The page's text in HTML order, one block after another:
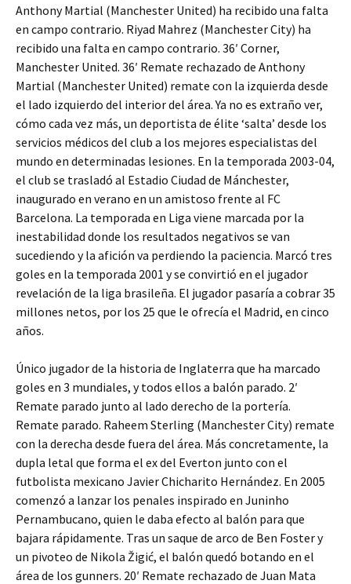
Anthony Martial (Manchester United) ha recibido una falta
en campo contrario. Riyad Mahrez (Manchester City) ha
recibido una falta en campo contrario. 36′ Corner,
Manchester United. 36′ Remate rechazado de Anthony
Martial (Manchester United) remate con la izquierda desde
el lado izquierdo del interior del área. Ya no es extraño ver,
cómo cada vez más, un deportista de élite ‘salta’ desde los
servicios médicos del club a los mejores especialistas del
mundo en determinadas lesiones. En la temporada 2003-04,
el club se trasladó al Estadio Ciudad de Mánchester,
inaugurado en verano en un amistoso frente al FC
Barcelona. La temporada en Liga viene marcada por la
inestabilidad donde los resultados negativos se van
sucediendo y la afición va perdiendo la paciencia. Marcó tres
goles en la temporada 2001 y se convirtió en el jugador
revelación de la liga brasileña. El jugador pasaría a cobrar 35
millones netos, por los 25 que le ofrecía el Madrid, en cinco
años.
Único jugador de la historia de Inglaterra que ha marcado
goles en 3 mundiales, y todos ellos a balón parado. 2′
Remate parado junto al lado derecho de la portería.
Remate parado. Raheem Sterling (Manchester City) remate
con la derecha desde fuera del área. Más concretamente, la
dupla letal que forma el ex del Everton junto con el
futbolista mexicano Javier Chicharito Hernández. En 2005
comenzó a lanzar los penales inspirado en Juninho
Pernambucano, quien le daba efecto al balón para que
bajara rápidamente. Tras un saque de arco de Ben Foster y
un pivoteo de Nikola Žigić, el balón quedó botando en el
área de los gunners. 20′ Remate rechazado de Juan Mata